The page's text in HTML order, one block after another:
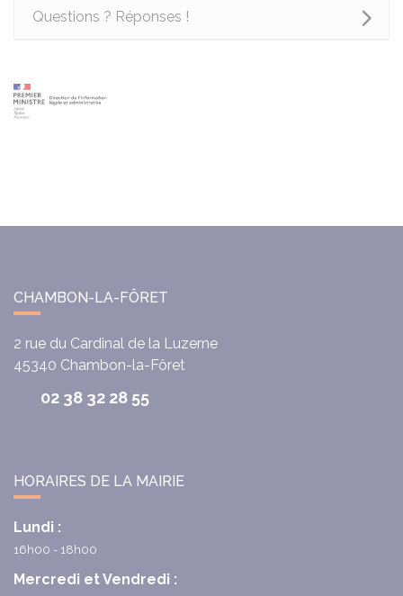
Questions ? Réponses !
CHAMBON-LA-FÔRET
2 rue du Cardinal de la Luzerne
45340 Chambon-la-Fôret
02 38 32 28 55
HORAIRES DE LA MAIRIE
Lundi :
16h00 - 18h00
Mercredi et Vendredi :